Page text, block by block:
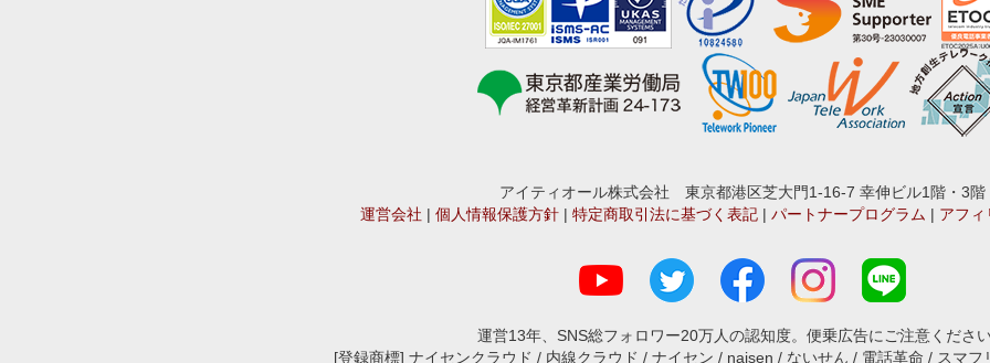
アイティオール株式会社 東京都港区芝大門1-16-7 幸伸ビル1階・3階
運営会社 | 個人情報保護方針 | 特定商取引法に基づく表記 | パートナープログラム | アフィ
運営13年、SNS総フォロワー20万人の認知度。便乗広告にご注意ください
[登録商標] ナイセンクラウド / 内線クラウド / ナイセン / naisen / ないせん / 電話革命 / スマフ